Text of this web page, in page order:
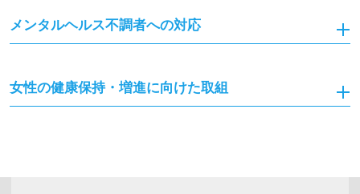
メンタルヘルス不調者への対応
女性の健康保持・増進に向けた取組